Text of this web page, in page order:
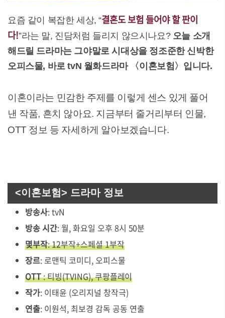
요즘 같이 복잡한 세상, “결혼도 보험 들어야 할 판이
다!”라는 말, 진담처럼 들리지 않으시나요? 오늘 소개
해드릴 드라마는 그야말로 시대상을 정조준한 신박한
오피스물, 바로 tvN 월화드라마 〈이혼보험〉입니다.
이혼이라는 민감한 주제를 이렇게 센스 있게 풀어
낸 작품, 흔치 않아요. 지금부터 줄거리부터 인물,
OTT 정보 등 자세하게 알아보겠습니다.
<이혼보험> 드라마 정보
방송사: tvN
방송 시간: 월, 화요일 오후 8시 50분
몇부작: 12부작+스페셜 1부작
장르: 로맨틱 코미디, 오피스물
OTT: 티빙(TVING), 쿠팡플레이
작가: 이태윤 (오리지널 창작극)
연출: 이원석, 최보경 감독 공동 연출